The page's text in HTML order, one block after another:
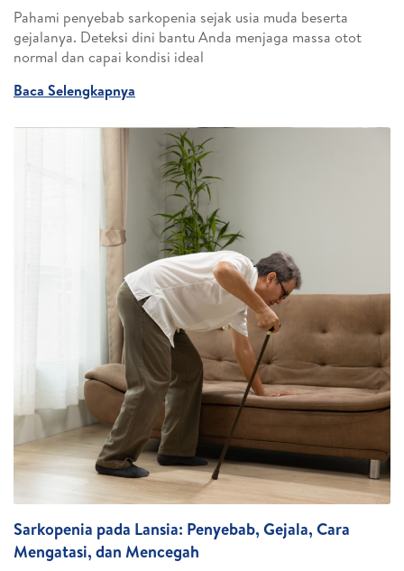
Pahami penyebab sarkopenia sejak usia muda beserta
gejalanya. Deteksi dini bantu Anda menjaga massa otot
normal dan capai kondisi ideal
Baca Selengkapnya
Sarkopenia pada Lansia: Penyebab, Gejala, Cara
Mengatasi, dan Mencegah